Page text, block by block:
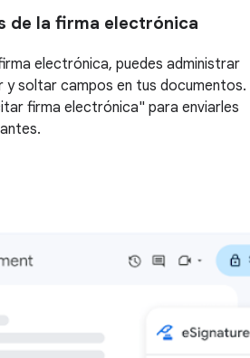
de la firma electrónica
electrónica, puedes administrar
y soltar campos en tus documentos.
firma electrónica" para enviarles